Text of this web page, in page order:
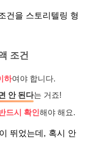
건을 스토리텔링 형
조건
하여야 합니다.
안 된다는 거죠!
드시 확인해야 해요.
뛰었는데, 혹시 안